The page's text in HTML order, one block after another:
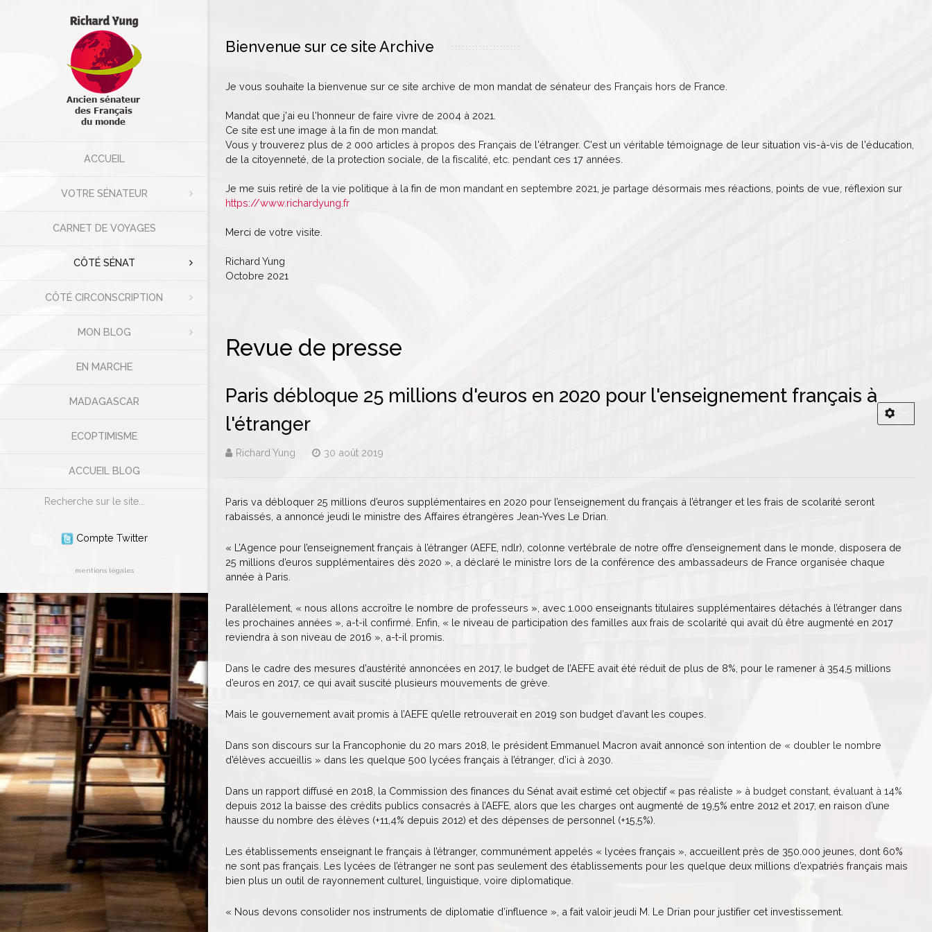
ACCUEIL
VOTRE SÉNATEUR
CARNET DE VOYAGES
CÔTÉ SÉNAT
CÔTÉ CIRCONSCRIPTION
MON BLOG
EN MARCHE
MADAGASCAR
ECOPTIMISME
ACCUEIL BLOG
Rechercher
Compte Twitter
mentions légales
Bienvenue sur ce site Archive
Je vous souhaite la bienvenue sur ce site archive de mon mandat de sénateur des Français hors de France.
Mandat que j'ai eu l'honneur de faire vivre de 2004 à 2021.
Ce site est une image à la fin de mon mandat.
Vous y trouverez plus de 2 000 articles à propos des Français de l'étranger. C'est un véritable témoignage de leur situation vis-à-vis de l'éducation,
de la citoyenneté, de la protection sociale, de la fiscalité, etc. pendant ces 17 années.
Je me suis retiré de la vie politique à la fin de mon mandant en septembre 2021, je partage désormais mes réactions, points de vue, réflexion sur
https://www.richardyung.fr
Merci de votre visite.
Richard Yung
Octobre 2021
Revue de presse
Paris débloque 25 millions d'euros en 2020 pour l'enseignement français à
l'étranger
Richard Yung 30 août 2019
Paris va débloquer 25 millions d’euros supplémentaires en 2020 pour l’enseignement du français à l’étranger et les frais de scolarité seront
rabaissés, a annoncé jeudi le ministre des Affaires étrangères Jean-Yves Le Drian.
« L’Agence pour l’enseignement français à l’étranger (AEFE, ndlr), colonne vertébrale de notre offre d’enseignement dans le monde, disposera de
25 millions d’euros supplémentaires dès 2020 », a déclaré le ministre lors de la conférence des ambassadeurs de France organisée chaque
année à Paris.
Parallèlement, « nous allons accroître le nombre de professeurs », avec 1.000 enseignants titulaires supplémentaires détachés à l’étranger dans
les prochaines années », a-t-il confirmé. Enfin, « le niveau de participation des familles aux frais de scolarité qui avait dû être augmenté en 2017
reviendra à son niveau de 2016 », a-t-il promis.
Dans le cadre des mesures d’austérité annoncées en 2017, le budget de l’AEFE avait été réduit de plus de 8%, pour le ramener à 354,5 millions
d’euros en 2017, ce qui avait suscité plusieurs mouvements de grève.
Mais le gouvernement avait promis à l’AEFE qu’elle retrouverait en 2019 son budget d’avant les coupes.
Dans son discours sur la Francophonie du 20 mars 2018, le président Emmanuel Macron avait annoncé son intention de « doubler le nombre
d’élèves accueillis » dans les quelque 500 lycées français à l’étranger, d’ici à 2030.
Dans un rapport diffusé en 2018, la Commission des finances du Sénat avait estimé cet objectif « pas réaliste » à budget constant, évaluant à 14%
depuis 2012 la baisse des crédits publics consacrés à l’AEFE, alors que les charges ont augmenté de 19,5% entre 2012 et 2017, en raison d’une
hausse du nombre des élèves (+11,4% depuis 2012) et des dépenses de personnel (+15,5%).
Les établissements enseignant le français à l’étranger, communément appelés « lycées français », accueillent près de 350.000 jeunes, dont 60%
ne sont pas français. Les lycées de l’étranger ne sont pas seulement des établissements pour les quelque deux millions d’expatriés français mais
bien plus un outil de rayonnement culturel, linguistique, voire diplomatique.
« Nous devons consolider nos instruments de diplomatie d’influence », a fait valoir jeudi M. Le Drian pour justifier cet investissement.